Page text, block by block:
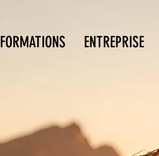
FORMATIONS ENTREPRISE